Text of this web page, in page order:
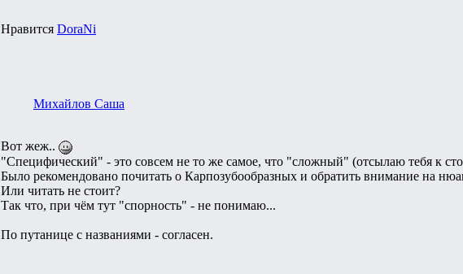
Нравится DoraNi
Михайлов Саша
Вот жеж..
"Специфический" - это совсем не то же самое, что "сложный" (отсылаю тебя к
Было рекомендовано почитать о Карпозубообразных и обратить внимание на
Или читать не стоит?
Так что, при чём тут "спорность" - не понимаю...
По путанице с названиями - согласен.